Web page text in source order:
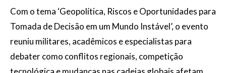
Com o tema ‘Geopolítica, Riscos e Oportunidades para
Tomada de Decisão em um Mundo Instável’, o evento
reuniu militares, acadêmicos e especialistas para
debater como conflitos regionais, competição